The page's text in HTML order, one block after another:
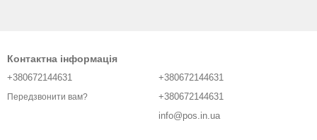
Контактна інформація
+380672144631
Передзвонити вам?
+380672144631
+380672144631
info@pos.in.ua